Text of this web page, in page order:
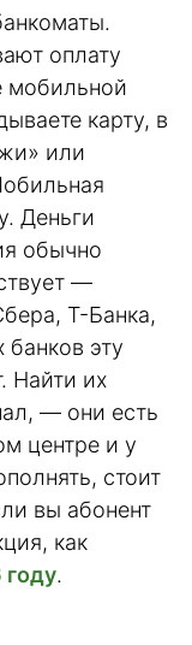
оплату
мобильной
карту, в
или
Деньги
обычно
—
Т-Банка,
эту
Найти их
— они есть
центре и у
стоит
вы абонент
как
году.